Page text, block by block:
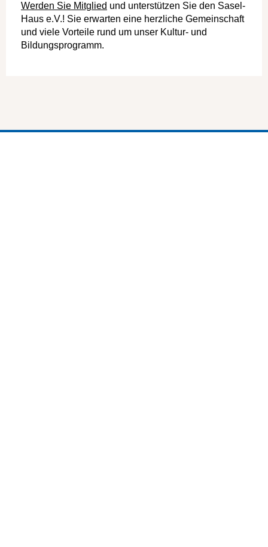
Werden Sie Mitglied und unterstützen Sie den Sasel-
Haus e.V.! Sie erwarten eine herzliche Gemeinschaft
und viele Vorteile rund um unser Kultur- und
Bildungsprogramm.